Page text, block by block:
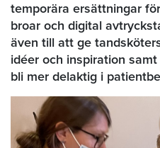
temporära ersättningar
broar och digital
även till att ge
idéer och inspiration
bli mer delaktig i